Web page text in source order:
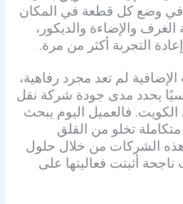
في وضع كل قطعة في المكان
والإضاءة والديكور،
التجربة أكثر من مرة.
لم تعد مجرد رفاهية،
يحدد مدى جودة شركة نقل
فالعميل اليوم يبحث
تخلو من القلق
هذه الشركات من خلال حلول
أثبتت فعاليتها على